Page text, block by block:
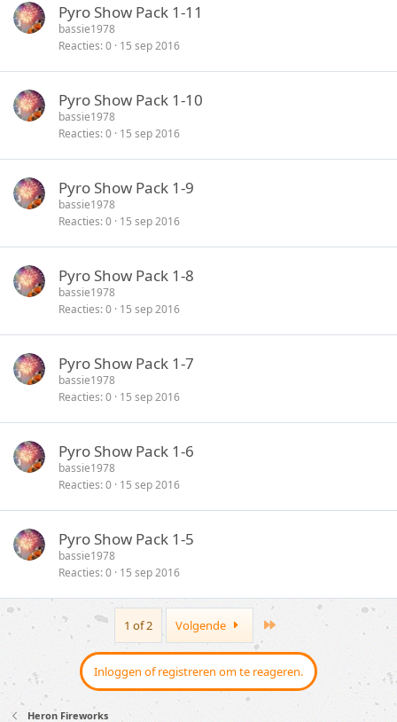
Pyro Show Pack 1-11
bassie1978
Reacties 0 15 sep 2016
Pyro Show Pack 1-10
bassie1978
Reacties 0 15 sep 2016
Pyro Show Pack 1-9
bassie1978
Reacties 0 15 sep 2016
Pyro Show Pack 1-8
bassie1978
Reacties 0 15 sep 2016
Pyro Show Pack 1-7
bassie1978
Reacties 0 15 sep 2016
Pyro Show Pack 1-6
bassie1978
Reacties 0 15 sep 2016
Pyro Show Pack 1-5
bassie1978
Reacties 0 15 sep 2016
1 of 2 Volgende
Inloggen of registreren om te reageren.
Heron Fireworks